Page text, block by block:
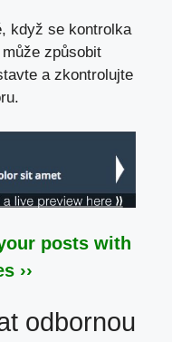
když se kontrolka
způsobit
a zkontrolujte
posts with
››
odbornou